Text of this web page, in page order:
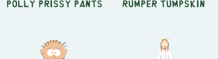
Polly Prissy Pants Rumper Tumpskin